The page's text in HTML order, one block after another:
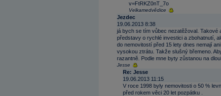
v=FtRKZ0nT_7o
Velkamedvědice
Jezdec
19.06.2013 8:38
já bych se tím vůbec nezatěžoval.
představy o rychlé investici a zbohatnutí,
do nemovitostí před 15 lety dnes nemají
vysokou ztrátu. Takže slušný břemeno.
razantně. Podle mne byty zůstanou na
Jesse
Re: Jesse
19.06.2013 11:15
V roce 1998 byly nemovitosti o 50 %
před rokem věci 20 let pozpátku .